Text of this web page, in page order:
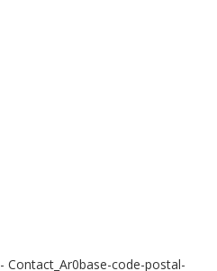
- Contact_Ar0base-code-postal-